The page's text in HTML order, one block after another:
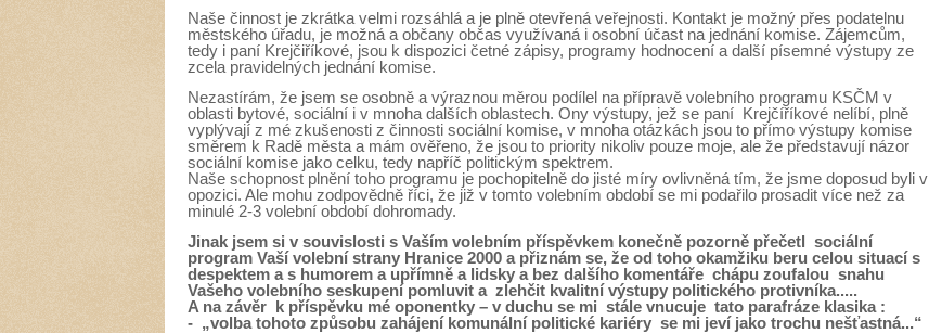
Naše činnost je zkrátka velmi rozsáhlá a je plně otevřená veřejnosti. Kontakt je možný přes podatelnu
městského úřadu, je možná a občany občas využívaná i osobní účast na jednání komise. Zájemcům,
tedy i paní Krejčiříkové, jsou k dispozici četné zápisy, programy hodnocení a další písemné výstupy ze
zcela pravidelných jednání komise.
Nezastírám, že jsem se osobně a výraznou měrou podílel na přípravě volebního programu KSČM v
oblasti bytové, sociální i v mnoha dalších oblastech. Ony výstupy, jež se paní Krejčíříkové nelíbí, plně
vyplývají z mé zkušenosti z činnosti sociální komise, v mnoha otázkách jsou to přímo výstupy komise
směrem k Radě města a mám ověřeno, že jsou to priority nikoliv pouze moje, ale že představují názor
sociální komise jako celku, tedy napříč politickým spektrem.
Naše schopnost plnění toho programu je pochopitelně do jisté míry ovlivněná tím, že jsme doposud byli v
opozici. Ale mohu zodpovědně říci, že již v tomto volebním období se mi podařilo prosadit více než za
minulé 2-3 volební období dohromady.
Jinak jsem si v souvislosti s Vaším volebním příspěvkem konečně pozorně přečetl sociální
program Vaší volební strany Hranice 2000 a přiznám se, že od toho okamžiku beru celou situací s
despektem a s humorem a upřímně a lidsky a bez dalšího komentáře chápu zoufalou snahu
Vašeho volebního seskupení pomluvit a zlehčit kvalitní výstupy politického protivníka.....
A na závěr k příspěvku mé oponentky – v duchu se mi stále vnucuje tato parafráze klasika :
- „volba tohoto způsobu zahájení komunální politické kariéry se mi jeví jako trochu nešťastná...“